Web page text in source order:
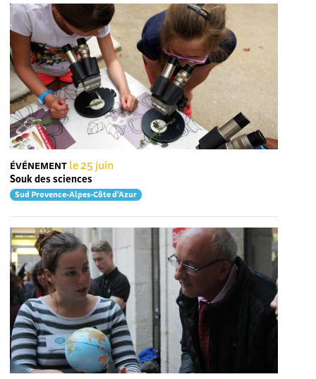
ÉVÉNEMENT le 25 juin
Souk des sciences
Sud Provence-Alpes-Côte d'Azur